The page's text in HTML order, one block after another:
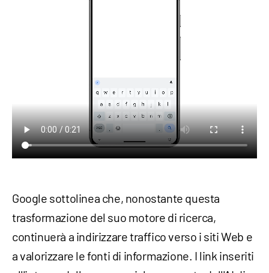
Google sottolinea che, nonostante questa
trasformazione del suo motore di ricerca,
continuerà a indirizzare traffico verso i siti Web e
a valorizzare le fonti di informazione. I link inseriti